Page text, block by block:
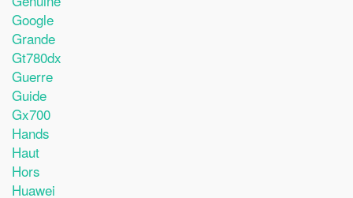
Google
Grande
Gt780dx
Guerre
Guide
Gx700
Hands
Haut
Hors
Huawei